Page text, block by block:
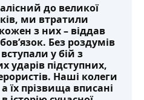
до великої
ми втратили
з них – віддав
Без роздумів
у бій з
ударів підступних,
Наші колеги
їх прізвища вписані